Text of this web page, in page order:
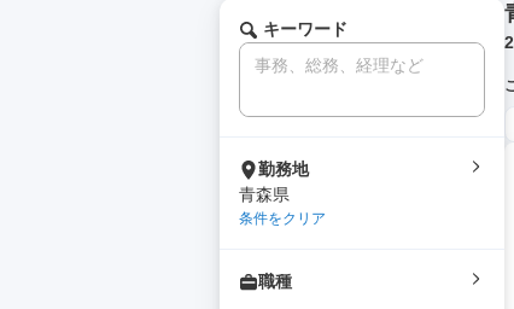
キーワード
勤務地
青森県
条件をクリア
職種